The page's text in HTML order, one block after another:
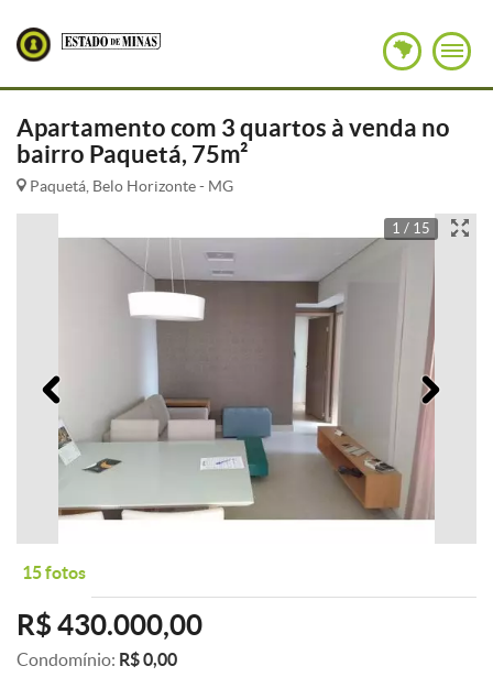
Apartamento com 3 quartos à venda no
bairro Paquetá, 75m²
Paquetá, Belo Horizonte - MG
1 / 15
15 fotos
R$ 430.000,00
Condomínio: R$ 0,00